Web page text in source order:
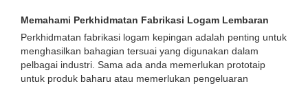
Memahami Perkhidmatan Fabrikasi Logam Lembaran
Perkhidmatan fabrikasi logam kepingan adalah penting untuk
menghasilkan bahagian tersuai yang digunakan dalam
pelbagai industri. Sama ada anda memerlukan prototaip
untuk produk baharu atau memerlukan pengeluaran